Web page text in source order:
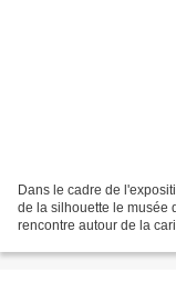
Dans le cadre de
de la silhouette le musée
rencontre autour de la